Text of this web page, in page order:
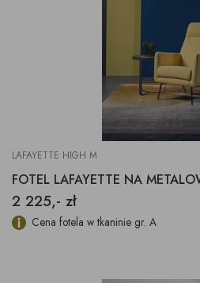
LAFAYETTE HIGH M
FOTEL LAFAYETTE NA
2 225,- zł
Cena fotela w tkaninie gr. A